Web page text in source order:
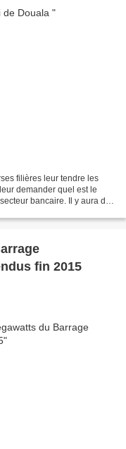
filières leur tendre les
demander quel est le
bancaire. Il y aura des
fin 2015